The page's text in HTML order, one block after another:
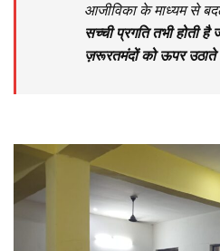
आजीविका के माध्यम से
सच्ची प्रगति तभी होती
ज़रूरतमंदों को ऊपर उठाते